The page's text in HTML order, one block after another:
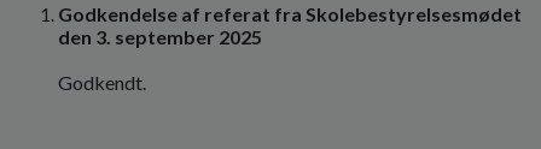
Godkendelse af referat fra Skolebestyrelsesmødet
den 3. september 2025
Godkendt.